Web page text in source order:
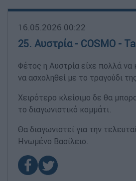
16.05.2026 00:22
25. Αυστρία - COSMO -
Φέτος η Αυστρία είχε πολλά να
να ασχοληθεί με το τραγούδι
Χειρότερο κλείσιμο δε θα
το διαγωνιστικό κομμάτι.
Θα διαγωνιστεί για την
Ηνωμένο Βασίλειο.